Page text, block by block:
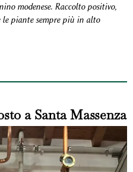
modenese. Raccolto positivo,
piante sempre più in alto
a Santa Massenza